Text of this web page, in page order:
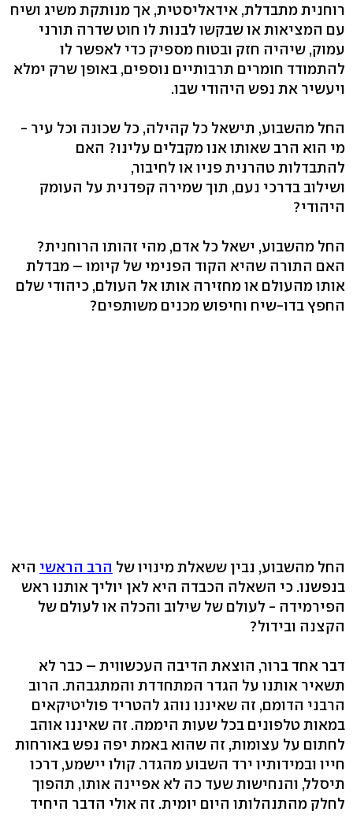
רוחנית מתבדלת, אידאליסטית, אך מנותקת משיג ושיח
עם המציאות או שבקשו לבנות לו חוט שדרה תורני
עמוק, שיהיה חזק ובטוח מספיק כדי לאפשר לו
להתמודד חומרים תרבותיים נוספים, באופן שרק ימלא
ויעשיר את נפש היהודי שבו.
החל מהשבוע, תישאל כל קהילה, כל שכונה וכל עיר -
מי הוא הרב שאותו אנו מקבלים עלינו? האם
להתבדלות טהרנית פניו או לחיבור,
ושילוב בדרכי נעם, תוך שמירה קפדנית על העומק
היהודי?
החל מהשבוע, ישאל כל אדם, מהי זהותו הרוחנית?
האם התורה שהיא הקוד הפנימי של קיומו – מבדלת
אותו מהעולם או מחזירה אותו אל העולם, כיהודי שלם
החפץ בדו-שיח וחיפוש מכנים משותפים?
החל מהשבוע, נבין ששאלת מינויו של הרב הראשי היא
בנפשנו. כי השאלה הכבדה היא לאן יוליך אותנו ראש
הפירמידה - לעולם של שילוב והכלה או לעולם של
הקצנה ובידול?
דבר אחד ברור, הוצאת הדיבה העכשווית – כבר לא
תשאיר אותנו על הגדר המתחדדת והמתגבהת. הרוב
הרבני הדומם, זה שאיננו נוהג להטריד פוליטיקאים
במאות טלפונים בכל שעות היממה. זה שאיננו אוהב
לחתום על עצומות, זה שהוא באמת יפה נפש באורחות
חייו ובמידותיו ירד השבוע מהגדר. קולו יישמע, דרכו
תיסלל, והנחישות שעד כה לא אפיינה אותו, תהפוך
לחלק מהתנהלותו היום יומית. זה אולי הדבר היחיד